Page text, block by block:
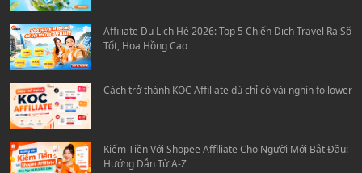
Affiliate Du Lịch Hè 2026: Top 5 Chiến Dịch Travel Ra Số
Tốt, Hoa Hồng Cao
Cách trở thành KOC Affiliate dù chỉ có vài nghìn follower
Kiếm Tiền Với Shopee Affiliate Cho Người Mới Bắt Đầu:
Hướng Dẫn Từ A-Z